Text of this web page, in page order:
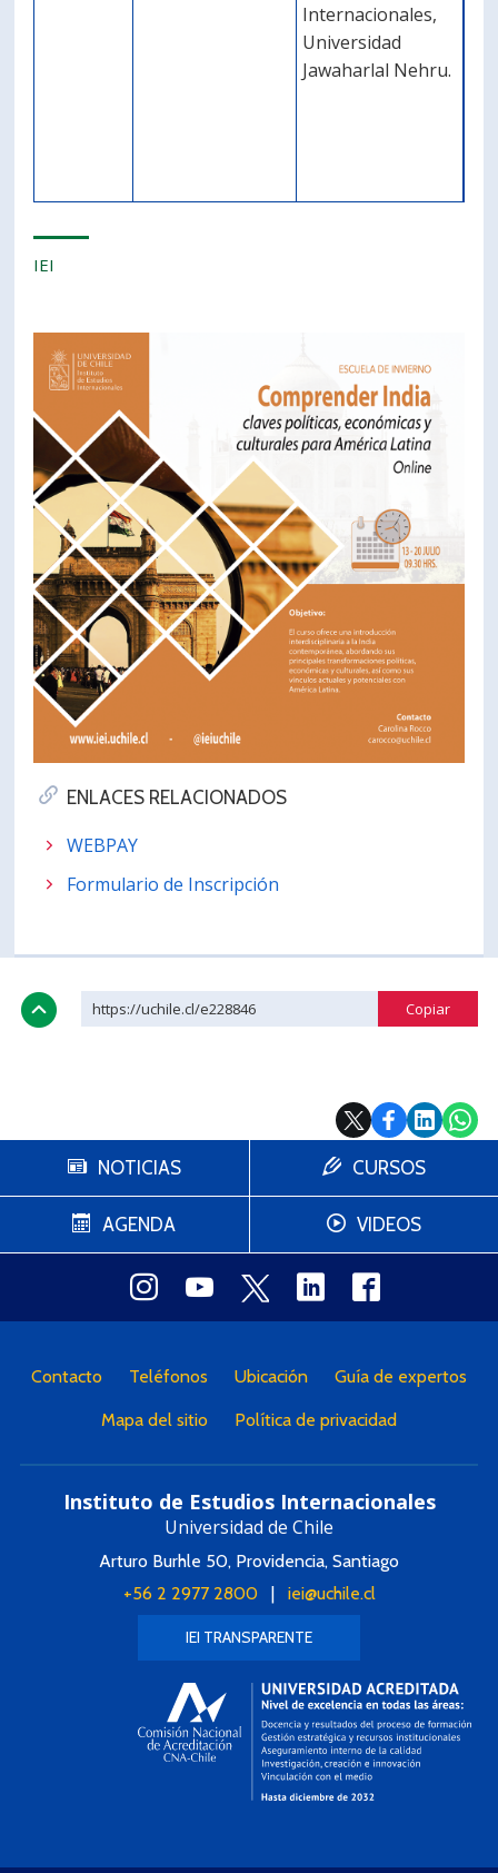
ENLACES RELACIONADOS
WEBPAY
Formulario de Inscripción
Internacionales,
Universidad
Jawaharlal Nehru.
IEI
https://uchile.cl/e228846
NOTICIAS
AGENDA
CURSOS
VIDEOS
Contacto Teléfonos Ubicación Guía de expertos
Mapa del sitio Política de privacidad
Instituto de Estudios Internacionales
Universidad de Chile
Arturo Burhle 50, Providencia, Santiago
+56 2 2977 2800| iei@uchile.cl
IEI TRANSPARENTE